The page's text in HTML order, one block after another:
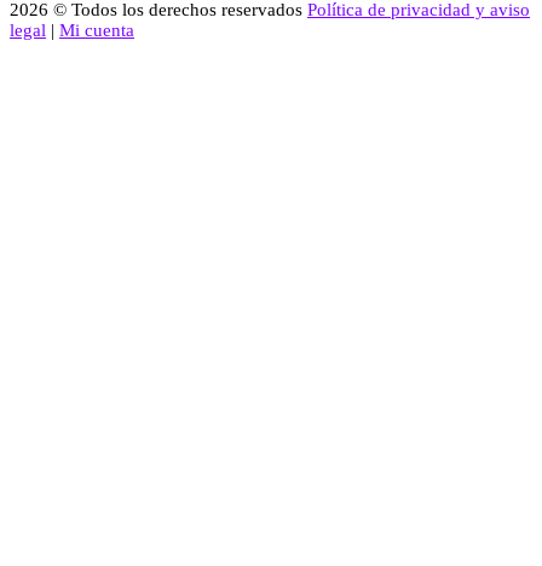
2026 © Todos los derechos reservados Política de privacidad y aviso
legal | Mi cuenta